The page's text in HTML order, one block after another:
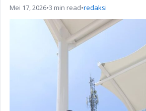
Mei 17, 2026•3 min read•redaksi